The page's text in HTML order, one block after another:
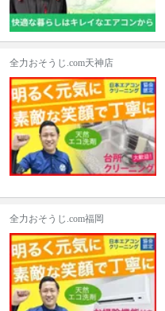
全力おそうじ.com天神店
全力おそうじ.com福岡